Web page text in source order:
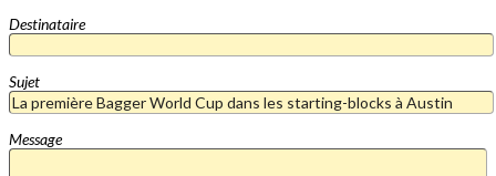
Destinataire
Sujet
Message